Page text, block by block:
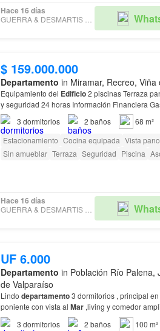
Hace 16 días
$ 159.000.000
Departamento in Miramar, Recreo,
Equipamiento del Edificio2 piscinas Terraza panorámica Quincho Lavandería Conserjería
y seguridad 24 horas Información Financiera Gastos comunes Una excelente oportunidad
de inversión o para vivir en el centro de Viñ…
3 dormitorios 2 baños
68 m²
Estacionamiento Cocina equipada Vista
Sin amueblar Terraza Seguridad Piscina
Hace 16 días
UF 6.000
Departamento in Población Río Palena,
de Valparaíso
Lindo departamento3 dormitorios , principal en suite y 2 baños
poniente con vista al Mar,living y comedor amplio con salida Entorno sector Excelente
conectividad, locomoción a la puerta del edi…
3 dormitorios 2 baños
100 m²